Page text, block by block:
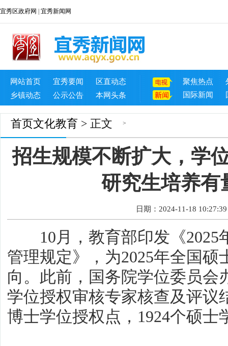
宜秀区政府网 宜秀新闻网
网站首页 宜秀要闻
区直动态
乡镇动态
公示公告 本网头条
聚焦热点
国际新闻
首页 >
文化教育 > 正文
招生规模不断扩大，
研究生培养有
日期：2024-11-18 10:27:39
10月，教育部印发《2025
管理规定》，为2025年全国
向。此前，国务院学位委员会
学位授权审核专家核查及评议
博士学位授权点，1924个硕士